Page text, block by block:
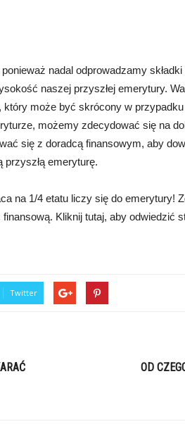
nadal odprowadzamy
naszej przyszłej emerytury.
który może być skrócony w przypadku
możemy zdecydować się na
się z doradcą finansowym, aby
przyszłą emeryturę.
na 1/4 etatu liczy się do emerytury!
Kliknij tutaj, aby odwiedzić
Twitter
OD